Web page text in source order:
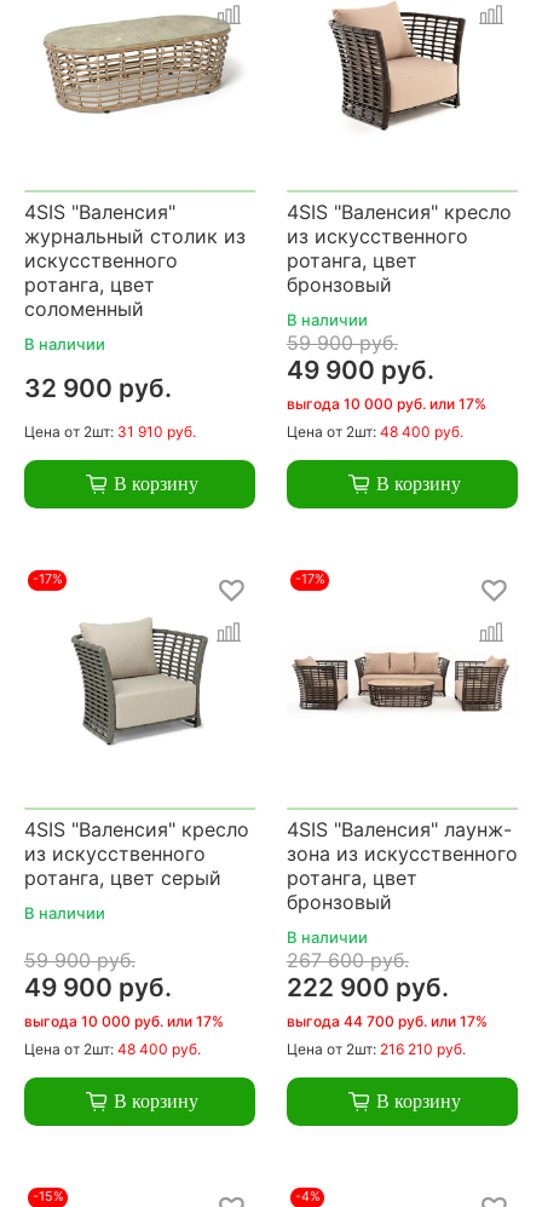
4SIS "Валенсия"
журнальный столик из
искусственного
ротанга, цвет
соломенный
В наличии
32 900 руб.
Цена от 2шт: 31 910 руб.
В корзину
4SIS "Валенсия" кресло
из искусственного
ротанга, цвет
бронзовый
В наличии
59 900 руб.
49 900 руб.
выгода 10 000 руб. или 17%
Цена от 2шт: 48 400 руб.
В корзину
-17%
4SIS "Валенсия" кресло
из искусственного
ротанга, цвет серый
В наличии
59 900 руб.
49 900 руб.
выгода 10 000 руб. или 17%
Цена от 2шт: 48 400 руб.
В корзину
-17%
4SIS "Валенсия" лаунж-
зона из искусственного
ротанга, цвет
бронзовый
В наличии
267 600 руб.
222 900 руб.
выгода 44 700 руб. или 17%
Цена от 2шт: 216 210 руб.
В корзину
-15% -4%